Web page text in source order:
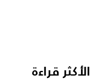
الأكثر قراءة